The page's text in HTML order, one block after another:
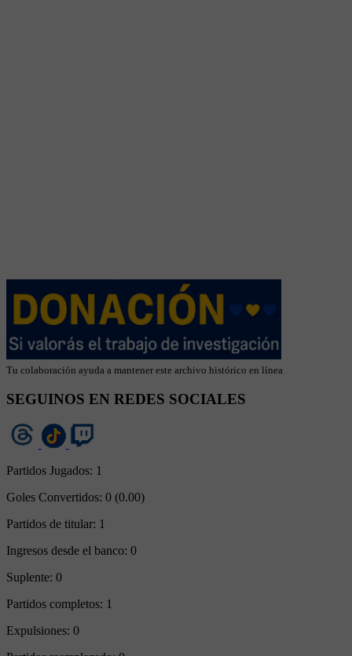
Tu colaboración ayuda a mantener este archivo histórico en línea
SEGUINOS EN REDES SOCIALES
Partidos Jugados: 1
Goles Convertidos: 0 (0.00)
Partidos de titular: 1
Ingresos desde el banco: 0
Suplente: 0
Partidos completos: 1
Expulsiones: 0